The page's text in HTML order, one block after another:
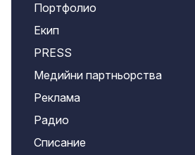
Портфолио
Екип
PRESS
Медийни партньорства
Реклама
Радио
Списание